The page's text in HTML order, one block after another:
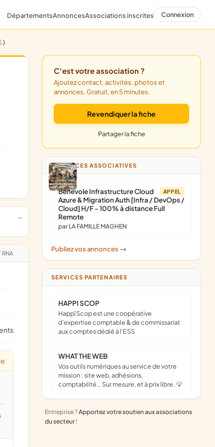
DépartementsAnnoncesAssociations inscrites Connexion
RNA
C'est votre association ?
Ajoutez contact, activités, photos et
annonces. Gratuit, en 5 minutes.
Revendiquer la fiche
Partager la fiche
ANNONCES ASSOCIATIVES
APPEL
Bénévole Infrastructure Cloud
Azure & Migration Auth [Infra / DevOps /
Cloud] H/F - 100% à distance Full
Remote
par LA FAMILLE MAGHEN
Publiez vos annonces ->
SERVICES PARTENAIRES
HAPPI SCOP
Happï Scop est une coopérative
d’expertise comptable & de commissariat
aux comptes dédié à l'ESS
WHAT THE WEB
Vos outils numériques au service de votre
mission : site web, adhésions,
comptabilité… Sur mesure, et à prix libre. 💡
Entreprise ?Apportez votre soutien aux associations
du secteur !